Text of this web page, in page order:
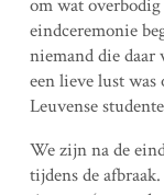
om wat
eindceremonie
niemand die daar
een lieve lust
Leuvense
We zijn na de
tijdens de